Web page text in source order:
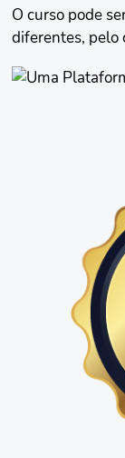
O curso pode
diferentes, pelo